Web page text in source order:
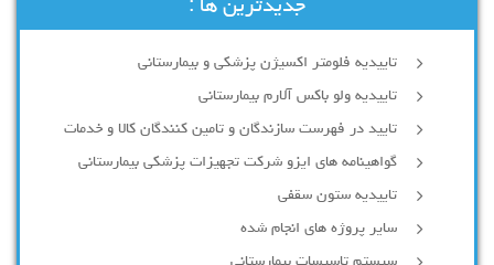
جدیدترین ها :
تاییدیه فلومتر اکسیژن پزشکی و بیمارستانی
تاییدیه ولو باکس آلارم بیمارستانی
تایید در فهرست سازندگان و تامین کنندگان کالا و خدمات
گواهینامه های ایزو شرکت تجهیزات پزشکی بیمارستانی
تاییدیه ستون سقفی
سایر پروژه های انجام شده